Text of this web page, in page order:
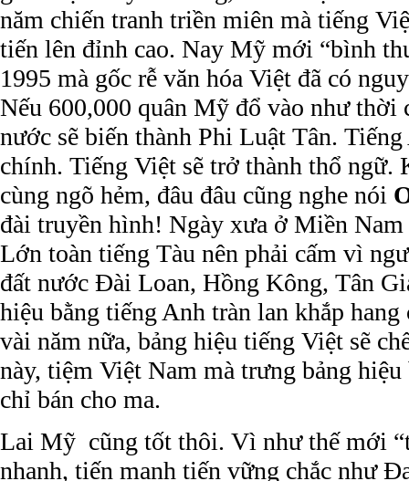
năm chiến tranh triền miên mà tiếng
tiến lên đỉnh cao. Nay Mỹ mới “bình
1995 mà gốc rễ văn hóa Việt đã có
Nếu 600,000 quân Mỹ đổ vào như
nước sẽ biến thành Phi Luật Tân.
chính. Tiếng Việt sẽ trở thành thổ ngữ.
cùng ngõ hẻm, đâu đâu cũng nghe nói
đài truyền hình! Ngày xưa ở Miền
Lớn toàn tiếng Tàu nên phải cấm vì
đất nước Đài Loan, Hồng Kông, Tân
hiệu bằng tiếng Anh tràn lan khắp
vài năm nữa, bảng hiệu tiếng Việt sẽ
này, tiệm Việt Nam mà trưng bảng
chỉ bán cho ma.
Lai Mỹ cũng tốt thôi. Vì như thế mới
nhanh, tiến mạnh tiến vững chắc như